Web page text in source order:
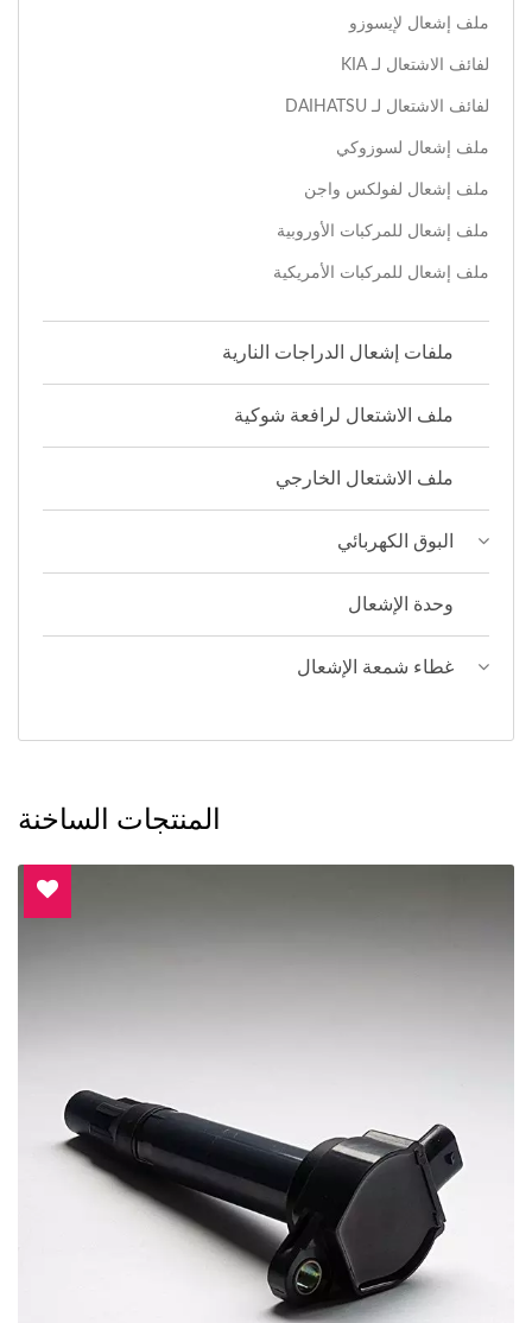
ملف إشعال لإيسوزو
لفائف الاشتعال لـ KIA
لفائف الاشتعال لـ DAIHATSU
ملف إشعال لسوزوكي
ملف إشعال لفولكس واجن
ملف إشعال للمركبات الأوروبية
ملف إشعال للمركبات الأمريكية
ملفات إشعال الدراجات النارية
ملف الاشتعال لرافعة شوكية
ملف الاشتعال الخارجي
البوق الكهربائي
وحدة الإشعال
غطاء شمعة الإشعال
المنتجات الساخنة